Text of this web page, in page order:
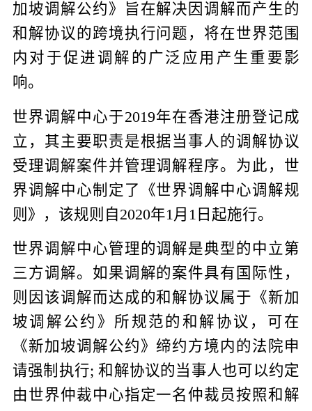
加坡调解公约》旨在解决因调解而产生的
和解协议的跨境执行问题，将在世界范围
内对于促进调解的广泛应用产生重要影
响。
世界调解中心于2019年在香港注册登记成
立，其主要职责是根据当事人的调解协议
受理调解案件并管理调解程序。为此，世
界调解中心制定了《世界调解中心调解规
则》，该规则自2020年1月1日起施行。
世界调解中心管理的调解是典型的中立第
三方调解。如果调解的案件具有国际性，
则因该调解而达成的和解协议属于《新加
坡调解公约》所规范的和解协议，可在
《新加坡调解公约》缔约方境内的法院申
请强制执行; 和解协议的当事人也可以约定
由世界仲裁中心指定一名仲裁员按照和解